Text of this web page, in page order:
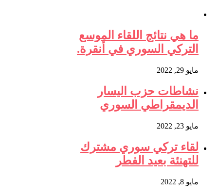
ما هي نتائج اللقاء الموسع
التركي السوري في أنقرة.
مايو 29, 2022
نشاطات حزب اليسار
الديمقراطي السوري
مايو 23, 2022
لقاء تركي سوري مشترك
للتهنئة بعيد الفطر
مايو 8, 2022